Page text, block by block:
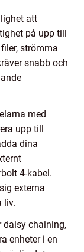
att
på upp till
strömma
snabb och
med
upp till
dina
4-kabel.
externa
liv.
daisy chaining,
enheter i en